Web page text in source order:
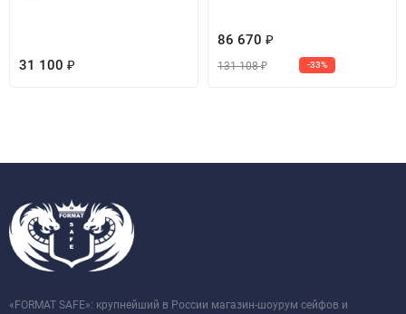
31 100 ₽
86 670 ₽
131 108₽ -33%
«FORMAT SAFE»: крупнейший в России магазин-шоурум сейфов и